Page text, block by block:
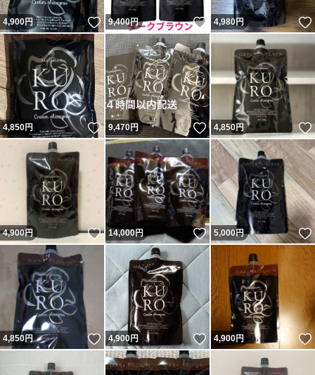
4,900円 いいね！
9,400円 いいね！
4,980円
4,850円 いいね！
9,470円 いいね！
4,850円
4,900円 いいね！
14,000円 いいね！
5,000円
4,850円 いいね！
4,900円 いいね！
4,900円